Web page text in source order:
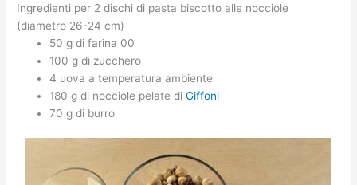
Ingredienti per 2 dischi di pasta biscotto alle nocciole
(diametro 26-24 cm)
50 g di farina 00
100 g di zucchero
4 uova a temperatura ambiente
180 g di nocciole pelate diGiffoni
70 g di burro